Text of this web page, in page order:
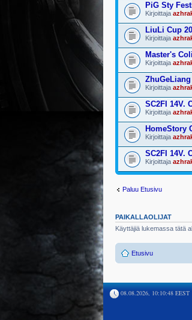
PiG Sty
Kirjoittaja
LiuLi Cup
Kirjoittaja
Master's
Kirjoittaja
Kirjoittaja
SC2FI 14V.
Kirjoittaja
HomeStory
Kirjoittaja
SC2FI 14V.
Kirjoittaja
Paluu Etusivu
PAIKALLAOLIJAT
Käyttäjiä lukemassa tätä
Etusivu
08.08.2026, 10:10:48 EEST